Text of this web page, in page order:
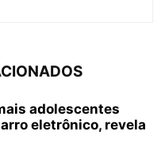
adolescentes
eletrônico, revela